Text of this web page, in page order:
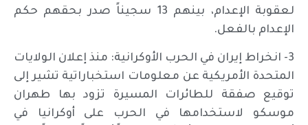
لعقوبة الإعدام، بينهم 13 سجيناً صدر بحقهم حكم
الإعدام بالفعل.
3- انخراط إيران في الحرب الأوكرانية: منذ إعلان الولايات
المتحدة الأمريكية عن معلومات استخباراتية تشير إلى
توقيع صفقة للطائرات المسيرة تزود بها طهران
موسكو لاستخدامها في الحرب على أوكرانيا في